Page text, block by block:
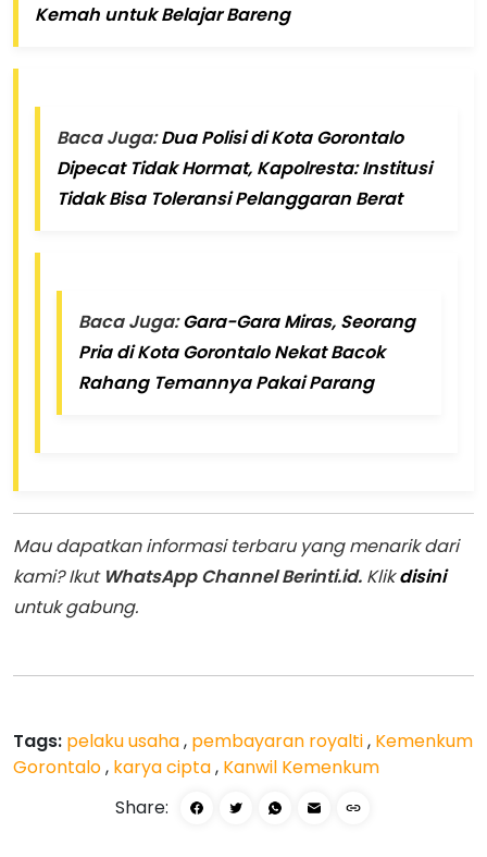
Kemah untuk Belajar Bareng
Baca Juga:Dua Polisi di Kota Gorontalo
Dipecat Tidak Hormat, Kapolresta: Institusi
Tidak Bisa Toleransi Pelanggaran Berat
Baca Juga:Gara-Gara Miras, Seorang
Pria di Kota Gorontalo Nekat Bacok
Rahang Temannya Pakai Parang
Mau dapatkan informasi terbaru yang menarik dari
kami? Ikut WhatsApp Channel Berinti.id. Klikdisini
untuk gabung.
Tags: pelaku usaha, pembayaran royalti, Kemenkum
Gorontalo, karya cipta, Kanwil Kemenkum
Share: